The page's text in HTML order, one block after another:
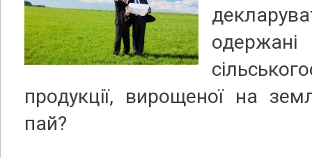
продукції, вирощеної на
пай?